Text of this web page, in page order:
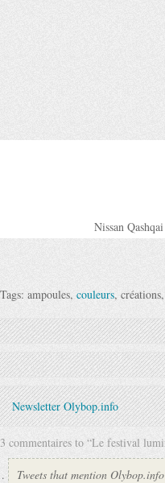
Nissan
Tags: ampoules, couleurs,
Newsletter Olybop.info
3 commentaires to “Le festival
Tweets that mention